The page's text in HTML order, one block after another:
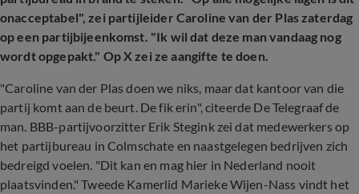
onacceptabel", zei partijleider Caroline van der Plas zaterdag
op een partijbijeenkomst. "Ik wil dat deze man vandaag nog
wordt opgepakt." Op X zei ze aangifte te doen.
"Caroline van der Plas doen we niks, maar dat kantoor van die
partij komt aan de beurt. De fik erin", citeerde De Telegraaf de
man. BBB-partijvoorzitter Erik Stegink zei dat medewerkers op
het partijbureau in Colmschate en naastgelegen bedrijven zich
bedreigd voelen. "Dit kan en mag hier in Nederland nooit
plaatsvinden." Tweede Kamerlid Marieke Wijen-Nass vindt het